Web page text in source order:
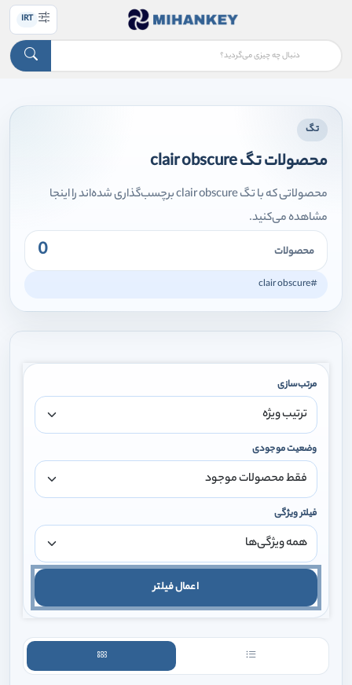
IRT
تگ
محصولات تگ clair obscure
محصولاتی که با تگ clair obscure برچسب‌گذاری شده‌اند را اینجا
مشاهده می‌کنید.
محصولات 0
#clair obscure
مرتب‌سازی
وضعیت موجودی
فیلتر ویژگی
اعمال فیلتر